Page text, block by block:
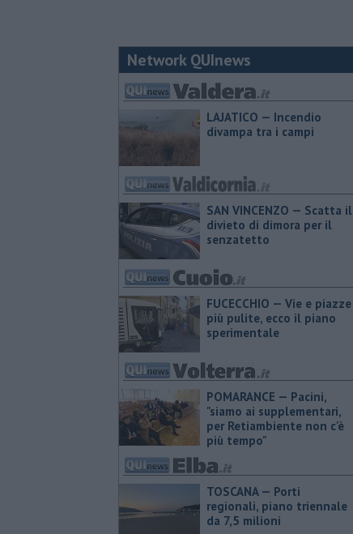
Network QUInews
LAJATICO — Incendio
divampa tra i campi
SAN VINCENZO — Scatta il
divieto di dimora per il
senzatetto
FUCECCHIO — Vie e piazze
più pulite, ecco il piano
sperimentale
POMARANCE — Pacini,
"siamo ai supplementari,
per Retiambiente non c'è
più tempo"
TOSCANA — Porti
regionali, piano triennale
da 7,5 milioni